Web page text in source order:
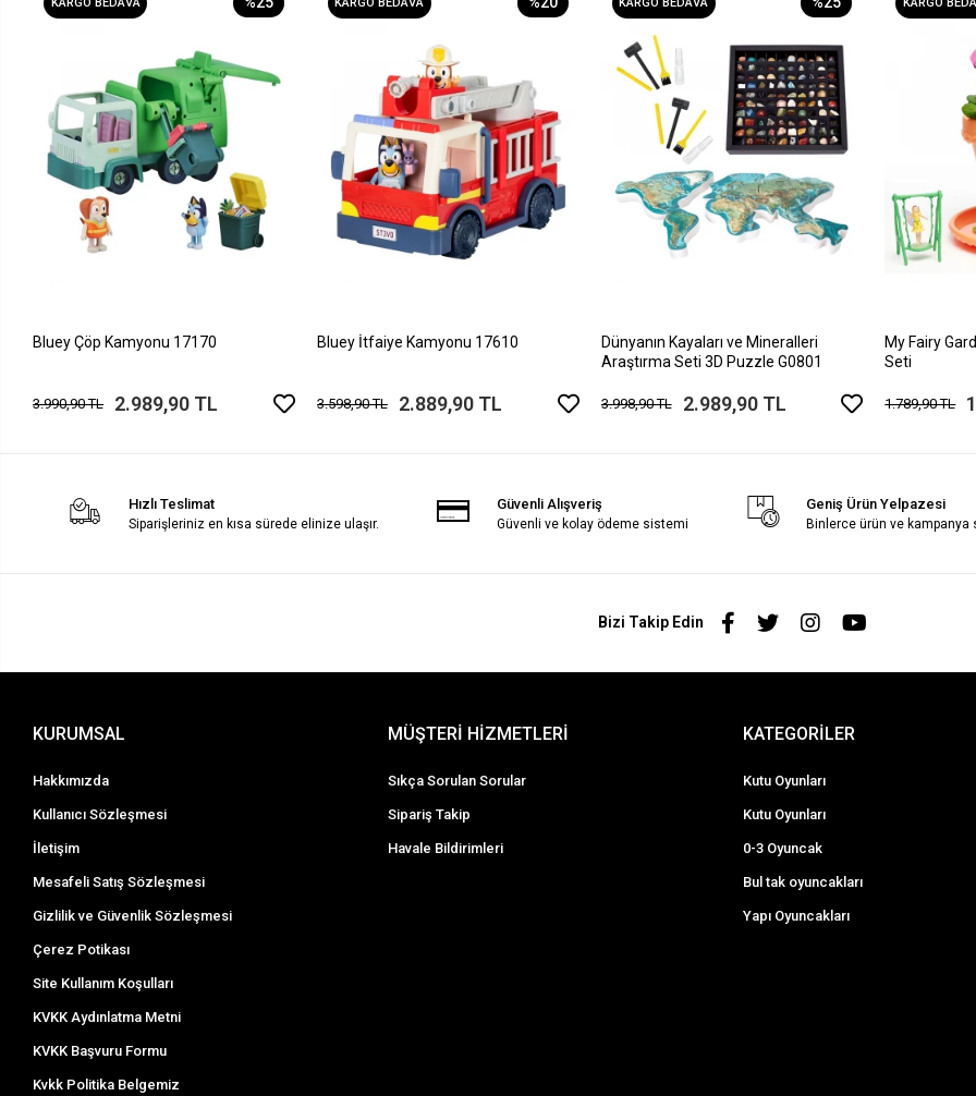
KARGO BEDAVA
Bluey Çöp Kamyonu 17170
3.990,90 TL 2.989,90 TL
KARGO BEDAVA
Bluey İtfaiye Kamyonu 17610
3.598,90 TL 2.889,90 TL
KARGO BEDAVA
Dünyanın Kayaları ve Mineralleri
Araştırma Seti 3D Puzzle G0801
3.998,90 TL 2.989,90 TL
KARGO
My Fairy
Seti
1.789,90 TL
Hızlı Teslimat
Siparişleriniz en kısa sürede elinize ulaşır.
Güvenli Alışveriş
Güvenli ve kolay ödeme sistemi
Geniş Ürün Yelpazesi
Binlerce ürün ve kampanya
Bizi Takip Edin
KURUMSAL
Hakkımızda
Kullanıcı Sözleşmesi
İletişim
Mesafeli Satış Sözleşmesi
Gizlilik ve Güvenlik Sözleşmesi
Çerez Potikası
Site Kullanım Koşulları
KVKK Aydınlatma Metni
KVKK Başvuru Formu
Kvkk Politika Belgemiz
MÜŞTERİ HİZMETLERİ
Sıkça Sorulan Sorular
Sipariş Takip
Havale Bildirimleri
KATEGORİLER
Kutu Oyunları
Kutu Oyunları
0-3 Oyuncak
Bul tak oyuncakları
Yapı Oyuncakları